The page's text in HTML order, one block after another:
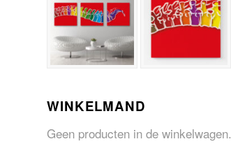
WINKELMAND
Geen producten in de winkelwagen.